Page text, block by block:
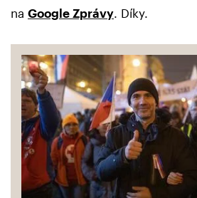
na Google Zprávy . Díky.